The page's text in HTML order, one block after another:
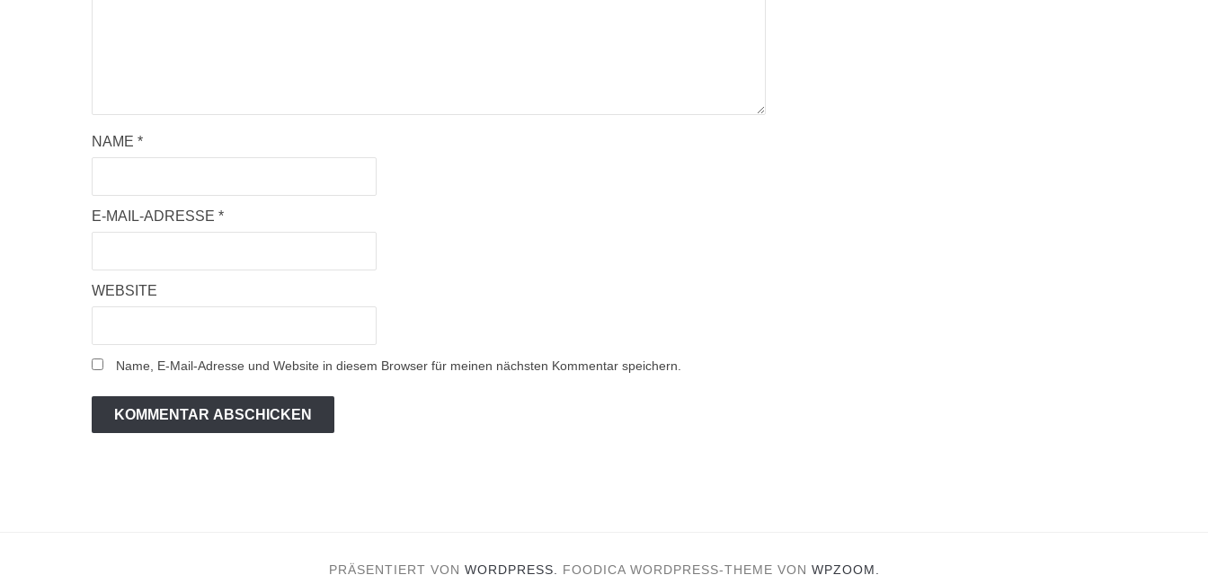
NAME *
E-MAIL-ADRESSE *
WEBSITE
Name, E-Mail-Adresse und Website in diesem Browser für meinen nächsten Kommentar speichern.
PRÄSENTIERT VON WORDPRESS. FOODICA WORDPRESS-THEME VON WPZOOM.